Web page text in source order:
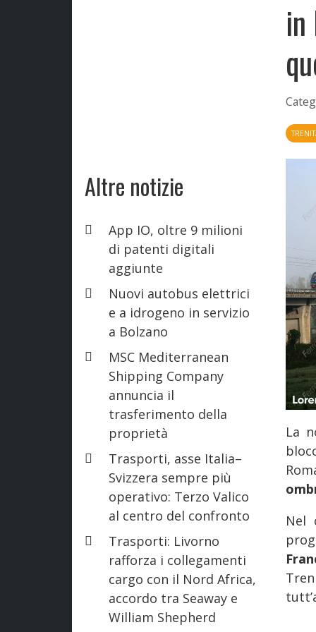
Altre notizie
App IO, oltre 9 milioni
di patenti digitali
aggiunte
Nuovi autobus elettrici
e a idrogeno in servizio
a Bolzano
MSC Mediterranean
Shipping Company
annuncia il
trasferimento della
proprietà
Trasporti, asse Italia–
Svizzera sempre più
operativo: Terzo Valico
al centro del confronto
Trasporti: Livorno
rafforza i collegamenti
cargo con il Nord Africa,
accordo tra Seaway e
William Shepherd
La
Nel